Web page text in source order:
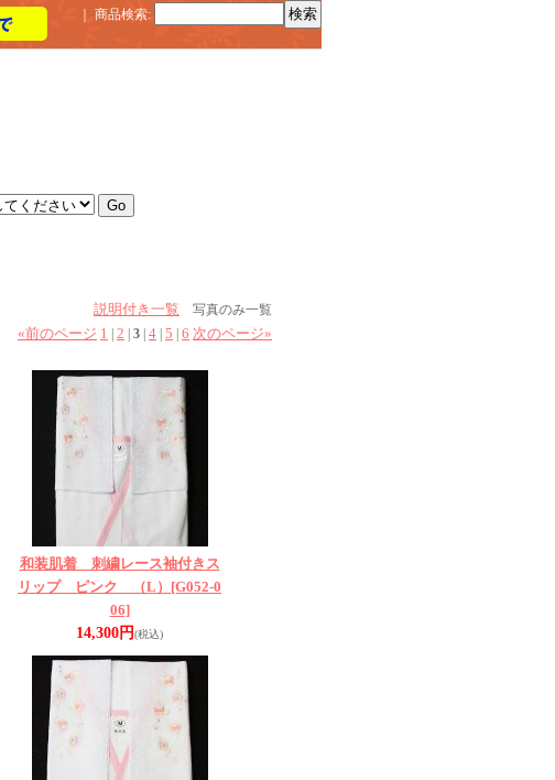
商品検索:
説明付き一覧 写真のみ一覧
«前のページ 1 2 3 4 5 6 次のページ»
和装肌着 刺繍レース袖付きス
リップ ピンク （L） [G052-0
06]
14,300円(税込)